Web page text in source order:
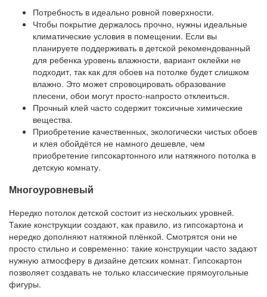
Потребность в идеально ровной поверхности.
Чтобы покрытие держалось прочно, нужны идеальные
климатические условия в помещении. Если вы
планируете поддерживать в детской рекомендованный
для ребенка уровень влажности, вариант оклейки не
подходит, так как для обоев на потолке будет слишком
влажно. Это может спровоцировать образование
плесени, обои могут просто-напросто отклеиться.
Прочный клей часто содержит токсичные химические
вещества.
Приобретение качественных, экологически чистых обоев
и клея обойдётся не намного дешевле, чем
приобретение гипсокартонного или натяжного потолка в
детскую комнату.
Многоуровневый
Нередко потолок детской состоит из нескольких уровней.
Такие конструкции создают, как правило, из гипсокартона и
нередко дополняют натяжной плёнкой. Смотрятся они не
просто стильно и современно: такие конструкции часто задают
нужную атмосферу в дизайне детских комнат. Гипсокартон
позволяет создавать не только классические прямоугольные
фигуры.